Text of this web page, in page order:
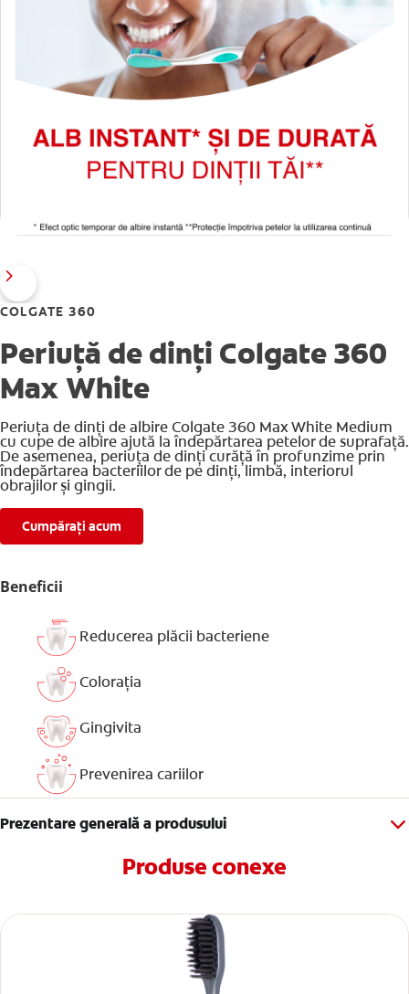
COLGATE 360
Periuță de dinți Colgate 360
Max White
Periuța de dinți de albire Colgate 360 Max White Medium
cu cupe de albire ajută la îndepărtarea petelor de suprafață.
De asemenea, periuța de dinți curăță în profunzime prin
îndepărtarea bacteriilor de pe dinți, limbă, interiorul
obrajilor și gingii.
Cumpărați acum
Beneficii
Reducerea plăcii bacteriene
Colorația
Gingivita
Prevenirea cariilor
Prezentare generală a produsului
Produse conexe